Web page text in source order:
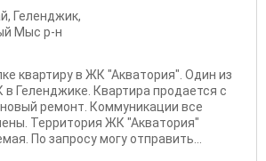
, Геленджик,
Мыс р-н
квартиру в ЖК "Акватория". Один из
Геленджике. Квартира продается c
ремонт. Коммуникации все
Территория ЖК "Акватория"
По запросу могу отправить...